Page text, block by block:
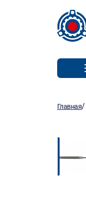
Главная/